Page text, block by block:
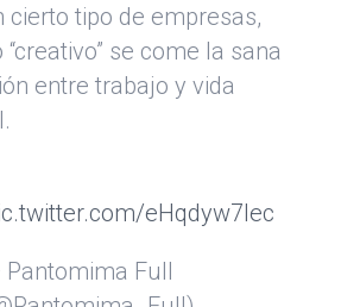
cierto tipo de empresas,
se come la sana
entre trabajo y vida
eHqdyw7Iec
Full